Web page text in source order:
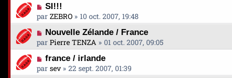
SI!!!
par ZEBRO » 10 oct. 2007, 19:48
Nouvelle Zélande / France
par Pierre TENZA » 01 oct. 2007, 09:05
france / irlande
par sev» 22 sept. 2007, 01:39